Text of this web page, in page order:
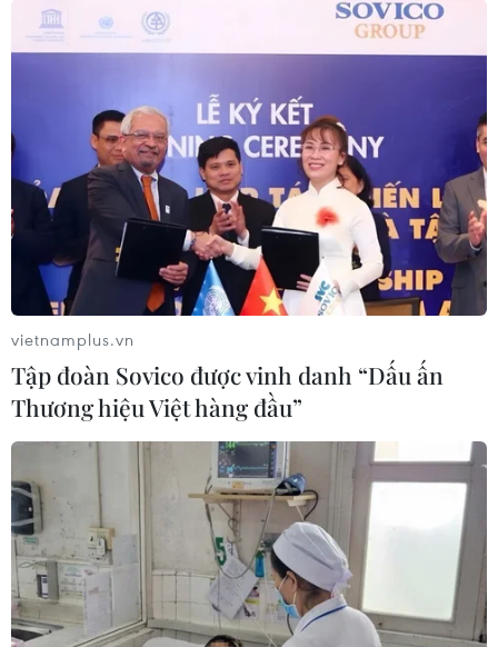
vietnamplus.vn
Tập đoàn Sovico được vinh danh “Dấu ấn
Thương hiệu Việt hàng đầu”